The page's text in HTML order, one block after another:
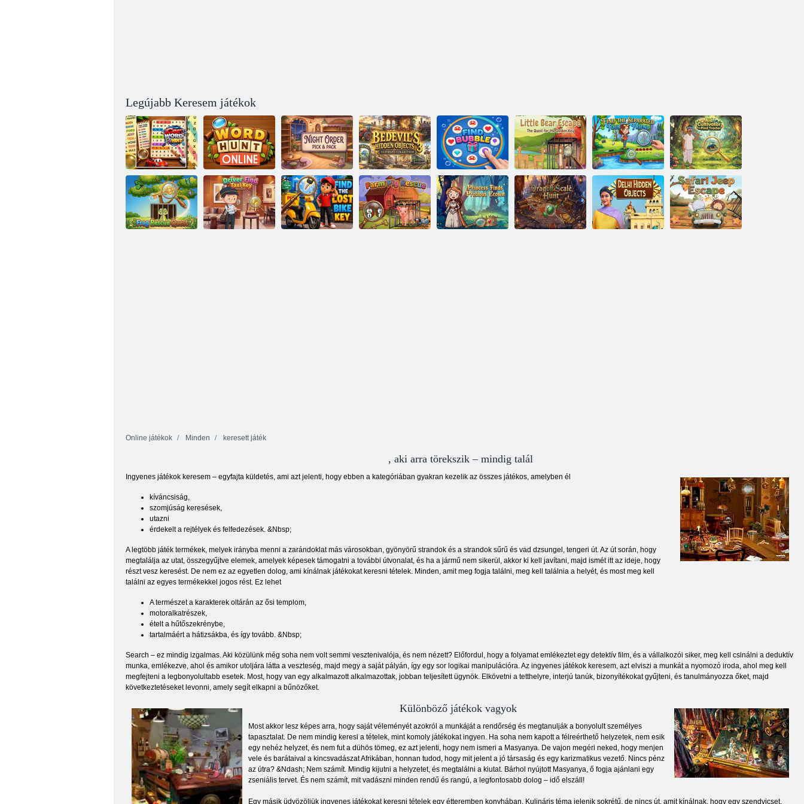
Legújabb Keresem játékok
Autós
szóvadászat
Szó: Online
vadászat
Night Order
Pick & Pack
Bedevil's
Hidden Objects
3 Ultimate
Collection
Keresse meg a
Bubble-t
Little Bear
Escape
Elválasztott
turistabarátot
talál
Segítsen a
kultivátornak
traktort találni
Online játékok Minden keresett játék
, aki arra törekszik – mindig talál
Ingyenes játékok keresem – egyfajta küldetés, ami azt jelenti, hogy ebben a kategóriában gyakran kezelik az összes játékos, amelyben él
kíváncsiság,
szomjúság keresések,
utazni
érdekelt a rejtélyek és felfedezések. &Nbsp;
A legtöbb játék termékek, melyek irányba menni a zarándoklat más városokban, gyönyörű strandok és a strandok sűrű és vad dzsungel, tengeri út. Az út során, hogy
megtalálja az utat, összegyűjtve elemek, amelyek képesek támogatni a további útvonalat, és ha a jármű nem sikerül, akkor ki kell javítani, majd ismét itt az ideje, hogy
részt vesz keresést. De nem ez az egyetlen dolog, ami kínálnak játékokat keresni tételek. Minden, amit meg fogja találni, meg kell találnia a helyét, és most meg kell
találni az egyes termékekkel jogos rést. Ez lehet
A természet a karakterek oltárán az ősi templom,
motoralkatrészek,
ételt a hűtőszekrénybe,
tartalmáért a hátizsákba, és így tovább. &Nbsp;
Search – ez mindig izgalmas. Aki közülünk még soha nem volt semmi vesztenivalója, és nem nézett? Előfordul, hogy a folyamat emlékeztet egy detektív film, és a vállalkozói siker, meg kell csinálni a deduktív
munka, emlékezve, ahol és amikor utoljára látta a veszteség, majd megy a saját pályán, így egy sor logikai manipulációra. Az ingyenes játékok keresem, azt elviszi a munkát a nyomozó iroda, ahol meg kell
megfejteni a legbonyolultabb esetek. Most, hogy van egy alkalmazott alkalmazottak, jobban teljesített ügynök. Elkövetni a tetthelyre, interjú tanúk, bizonyítékokat gyűjteni, és tanulmányozza őket, majd
következtetéseket levonni, amely segít elkapni a bűnözőket.
Különböző játékok vagyok
Most akkor lesz képes arra, hogy saját véleményét azokról a munkáját a rendőrség és megtanulják a bonyolult személyes
tapasztalat. De nem mindig keresi a tételek, mint komoly játékokat ingyen. Ha soha nem kapott a félreérthető helyzetek, nem esik
egy nehéz helyzet, és nem fut a dühös tömeg, ez azt jelenti, hogy nem ismeri a Masyanya. De vajon megéri neked, hogy menjen
vele és barátaival a kincsvadászat Afrikában, honnan tudod, hogy mit jelent a jó társaság és egy karizmatikus vezető. Nincs pénz
az útra? &Ndash; Nem számít. Mindig kijutni a helyzetet, és megtalálni a kiutat. Bárhol nyújtott Masyanya, ő fogja ajánlani egy
zseniális tervet. És nem számít, mit vadászni minden rendű és rangú, a legfontosabb dolog – idő elszáll!
Egy másik üdvözöljük ingyenes játékokat keresni tételek egy étteremben konyhában. Kulináris téma jelenik sokrétű, de nincs út, amit kínálnak, hogy egy szendvicset,